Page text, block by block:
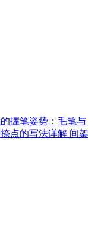
握笔姿势：毛笔与
点的写法详解 间架